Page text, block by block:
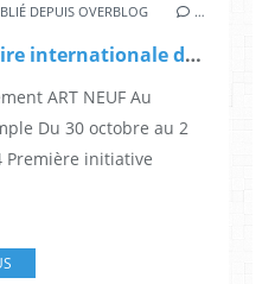
,OEUVRES
DEPUIS OVERBLOG …
ART NEUF,Foire internationale dédiée à l’art de la bande dessinée
ART NEUF Au
Du 30 octobre au 2
Première initiative